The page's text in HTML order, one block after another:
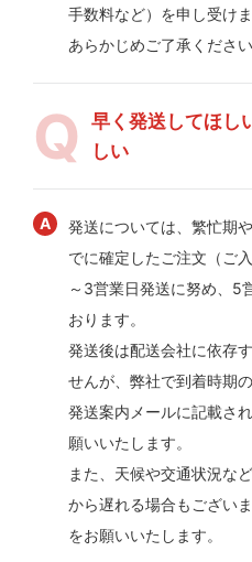
手数料など）を申し受けま
あらかじめご了承ください
早く発送してほし
しい
発送については、繁忙期
でに確定したご注文（ご
～3営業日発送に努め、5
おります。
発送後は配送会社に依存
せんが、弊社で到着時期
発送案内メールに記載さ
願いいたします。
また、天候や交通状況な
から遅れる場合もござい
をお願いいたします。